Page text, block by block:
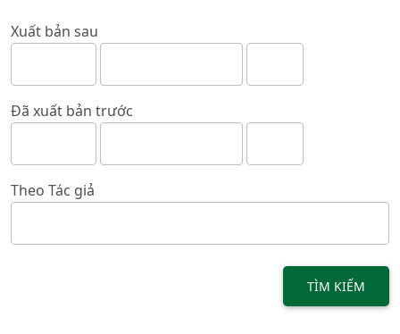
Xuất bản sau
Đã xuất bản trước
Theo Tác giả
TÌM KIẾM